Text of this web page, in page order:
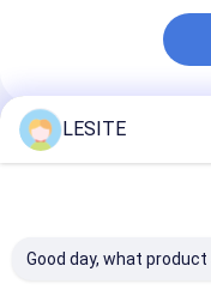
Φίλτρο τσαντών
Origami που
Συνιστώμενα
LESITE
Good day, what